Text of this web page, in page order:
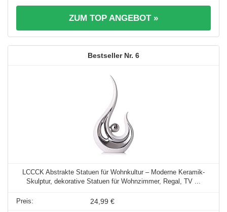
ZUM TOP ANGEBOT »
6
LCCCK Abstrakte Statuen für Wohnkultur – Moderne Keramik-
Skulptur, dekorative Statuen für Wohnzimmer, Regal, TV ...
24,99 €